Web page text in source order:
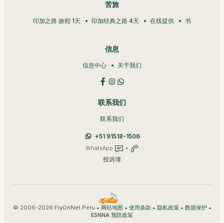
苦旅
印加之路 旅程 1天 印加经典之路 4天 在线提供 书
信息
信息中心 关于我们
联系我们
联系我们
+51 91518-1506
WhatsApp +
投诉簿
© 2006-2026 FlyOnNet Peru • 网站地图 • 使用条款 • 隐私政策• 数据保护•
ESNNA 预防政策